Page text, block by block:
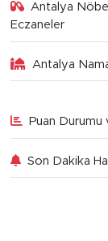
Antalya
Eczaneler
Antalya
Puan Durumu
Son Dakika